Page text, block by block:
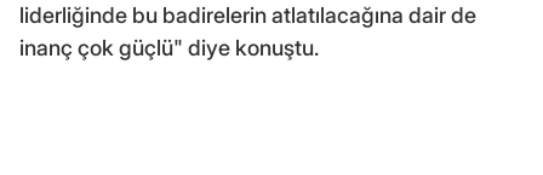
liderliğinde bu badirelerin atlatılacağına dair de
inanç çok güçlü" diye konuştu.